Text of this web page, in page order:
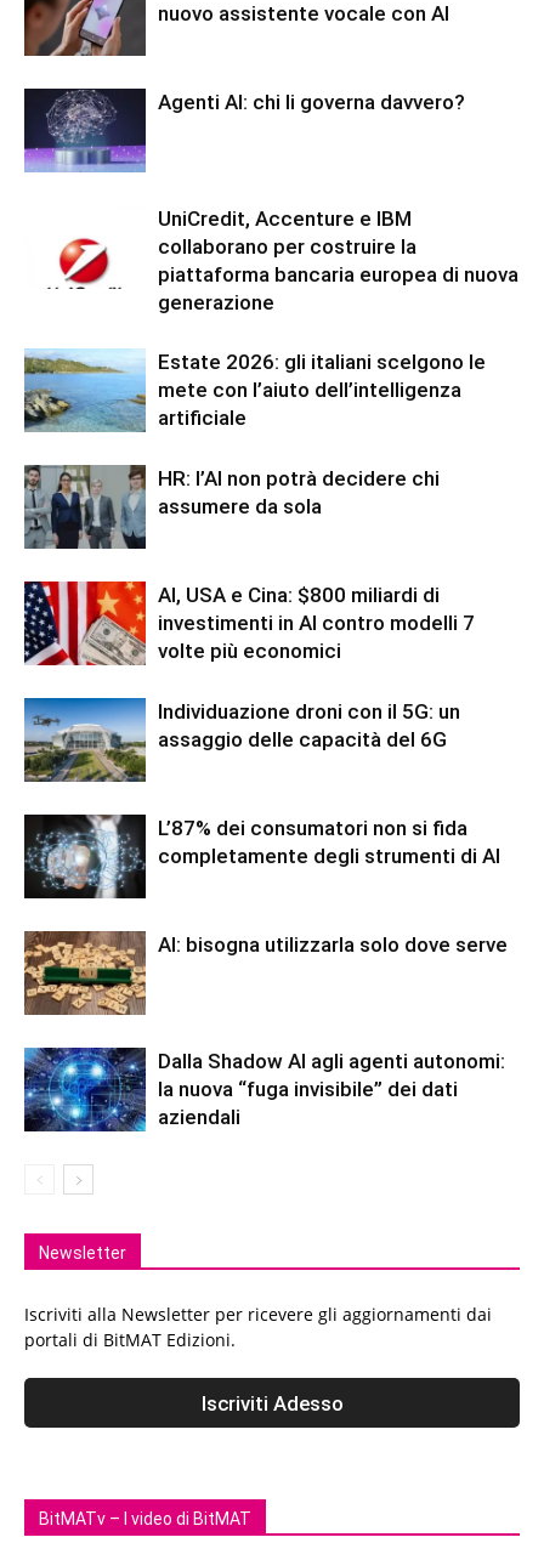
nuovo assistente vocale con AI
Agenti AI: chi li governa davvero?
UniCredit, Accenture e IBM
collaborano per costruire la
piattaforma bancaria europea di nuova
generazione
Estate 2026: gli italiani scelgono le
mete con l’aiuto dell’intelligenza
artificiale
HR: l’AI non potrà decidere chi
assumere da sola
AI, USA e Cina: $800 miliardi di
investimenti in AI contro modelli 7
volte più economici
Individuazione droni con il 5G: un
assaggio delle capacità del 6G
L’87% dei consumatori non si fida
completamente degli strumenti di AI
AI: bisogna utilizzarla solo dove serve
Dalla Shadow AI agli agenti autonomi:
la nuova “fuga invisibile” dei dati
aziendali
Newsletter
Iscriviti alla Newsletter per ricevere gli aggiornamenti dai
portali di BitMAT Edizioni.
BitMATv – I video di BitMAT